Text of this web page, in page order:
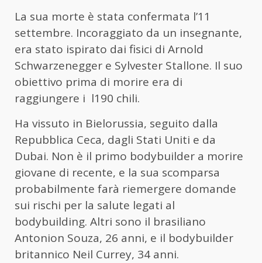
La sua morte è stata confermata l’11
settembre. Incoraggiato da un insegnante,
era stato ispirato dai fisici di Arnold
Schwarzenegger e Sylvester Stallone. Il suo
obiettivo prima di morire era di
raggiungere i l190 chili.
Ha vissuto in Bielorussia, seguito dalla
Repubblica Ceca, dagli Stati Uniti e da
Dubai. Non è il primo bodybuilder a morire
giovane di recente, e la sua scomparsa
probabilmente farà riemergere domande
sui rischi per la salute legati al
bodybuilding. Altri sono il brasiliano
Antonion Souza, 26 anni, e il bodybuilder
britannico Neil Currey, 34 anni.